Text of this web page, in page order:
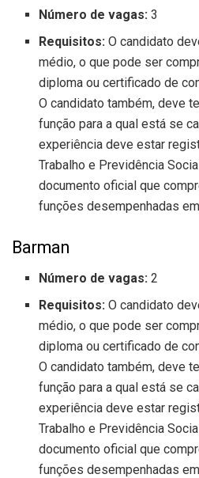
Número de vagas: 3
Requisitos: O candidato
médio, o que pode ser
diploma ou certificado de
O candidato também, deve
função para a qual está se
experiência deve estar
Trabalho e Previdência
documento oficial que
funções desempenhadas
Barman
Número de vagas: 2
Requisitos: O candidato
médio, o que pode ser
diploma ou certificado de
O candidato também, deve
função para a qual está se
experiência deve estar
Trabalho e Previdência
documento oficial que
funções desempenhadas